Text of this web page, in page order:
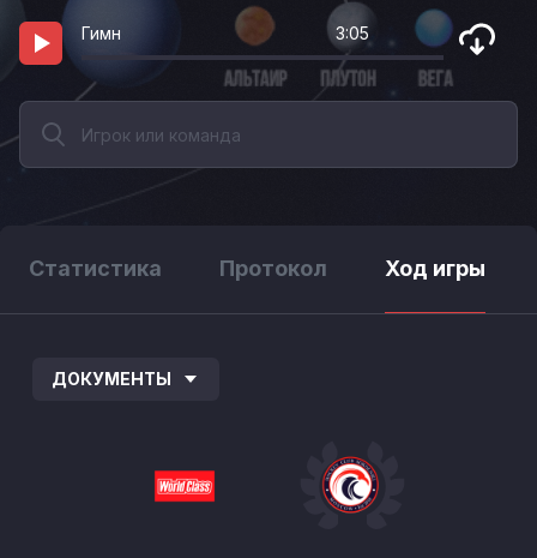
Гимн 3:05
Статистика Протокол Ход игры
ДОКУМЕНТЫ